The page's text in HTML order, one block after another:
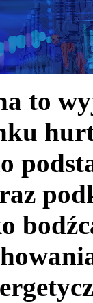
to